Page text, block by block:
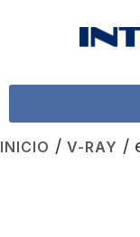
INICIO / V-RAY /